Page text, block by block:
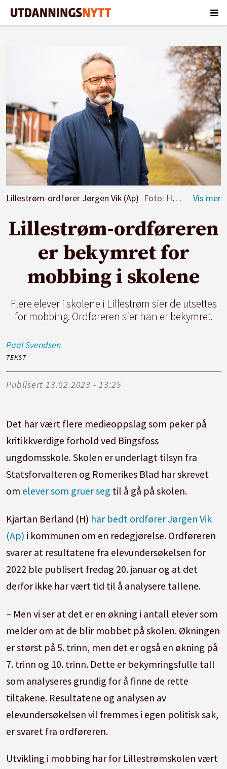
Lillestrøm-ordfører Jørgen Vik (Ap) Foto: Håkon Mosvold Larsen
Lillestrøm-ordføreren
er bekymret for
mobbing i skolene
Flere elever i skolene i Lillestrøm sier de utsettes
for mobbing. Ordføreren sier han er bekymret.
PaalSvendsen
TEKST
Publisert 13.02.2023 - 13:25
Det har vært flere medieoppslag som peker på
kritikkverdige forhold ved Bingsfoss
ungdomsskole. Skolen er underlagt tilsyn fra
Statsforvalteren og Romerikes Blad har skrevet
om elever som gruer seg til å gå på skolen.
Kjartan Berland (H) har bedt ordfører Jørgen Vik
(Ap) i kommunen om en redegjørelse. Ordføreren
svarer at resultatene fra elevundersøkelsen for
2022 ble publisert fredag 20. januar og at det
derfor ikke har vært tid til å analysere tallene.
– Men vi ser at det er en økning i antall elever som
melder om at de blir mobbet på skolen. Økningen
er størst på 5. trinn, men det er også en økning på
7. trinn og 10. trinn. Dette er bekymringsfulle tall
som analyseres grundig for å finne de rette
tiltakene. Resultatene og analysen av
elevundersøkelsen vil fremmes i egen politisk sak,
er svaret fra ordføreren.
Utvikling i mobbing har for Lillestrømskolen vært